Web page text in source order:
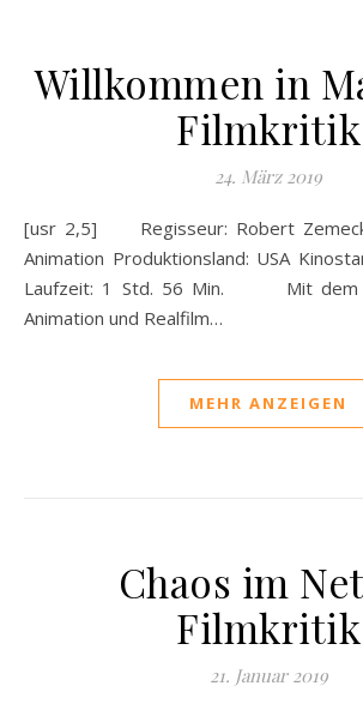
Willkommen in
Filmkritik
24. März 2019
[usr 2,5] Regisseur: Robert Zemeckis Genre: Drama,
Animation Produktionsland: USA
Laufzeit: 1 Std. 56 Min. Mit dem
Animation und Realfilm…
MEHR ANZEIGEN
Chaos im
Filmkritik
21. Januar 2019